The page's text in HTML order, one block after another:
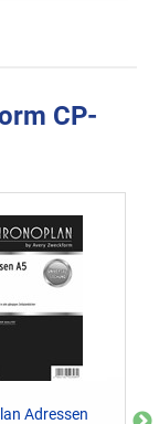
CP-
Adressen